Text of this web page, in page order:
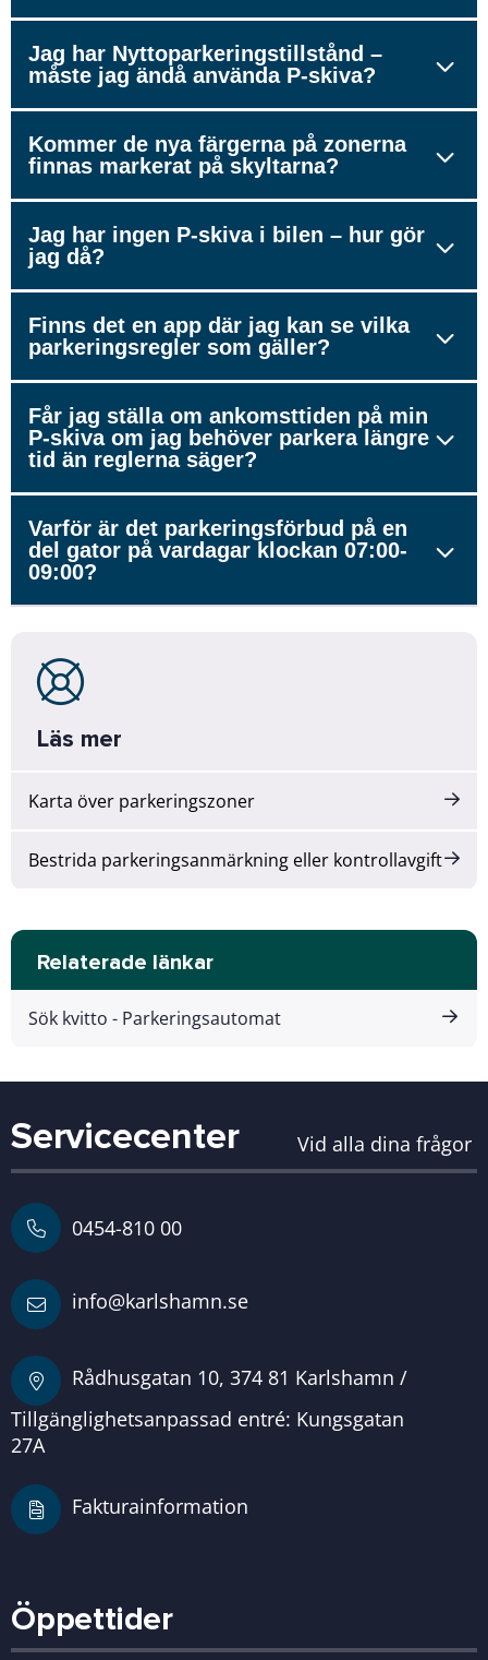
Jag har Nyttoparkeringstillstånd –
måste jag ändå använda P-skiva?
Kommer de nya färgerna på zonerna
finnas markerat på skyltarna?
Jag har ingen P-skiva i bilen – hur gör
jag då?
Finns det en app där jag kan se vilka
parkeringsregler som gäller?
Får jag ställa om ankomsttiden på min
P-skiva om jag behöver parkera längre
tid än reglerna säger?
Varför är det parkeringsförbud på en
del gator på vardagar klockan 07:00-
09:00?
Läs mer
Karta över parkeringszoner
Bestrida parkeringsanmärkning eller kontrollavgift
Relaterade länkar
Sök kvitto - Parkeringsautomat
Servicecenter Vid alla dina frågor
0454-810 00
info@karlshamn.se
Rådhusgatan 10, 374 81 Karlshamn /
Tillgänglighetsanpassad entré: Kungsgatan
27A
Fakturainformation
Öppettider